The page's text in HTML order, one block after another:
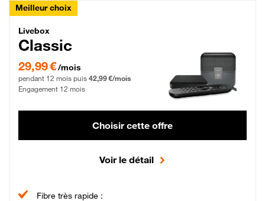
Meilleur choix
Livebox Classic Fibre
Livebox
Classic
29,99 € par mois pendant 12 mois puis 42,99 € par mois, Engagement 12 mois
29,99 €/mois
pendant 12 mois puis 42,99 €/mois
Engagement 12 mois
Choisir cette offre
Voir le détail
Fibre très rapide :